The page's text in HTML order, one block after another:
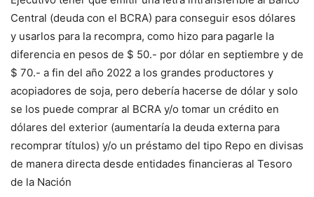
Central (deuda con el BCRA) para conseguir esos dólares
y usarlos para la recompra, como hizo para pagarle la
diferencia en pesos de $ 50.- por dólar en septiembre y de
$ 70.- a fin del año 2022 a los grandes productores y
acopiadores de soja, pero debería hacerse de dólar y solo
se los puede comprar al BCRA y/o tomar un crédito en
dólares del exterior (aumentaría la deuda externa para
recomprar títulos) y/o un préstamo del tipo Repo en divisas
de manera directa desde entidades financieras al Tesoro
de la Nación